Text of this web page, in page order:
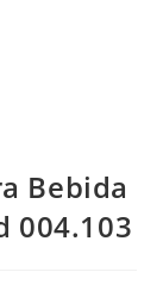
Bebida
004.103